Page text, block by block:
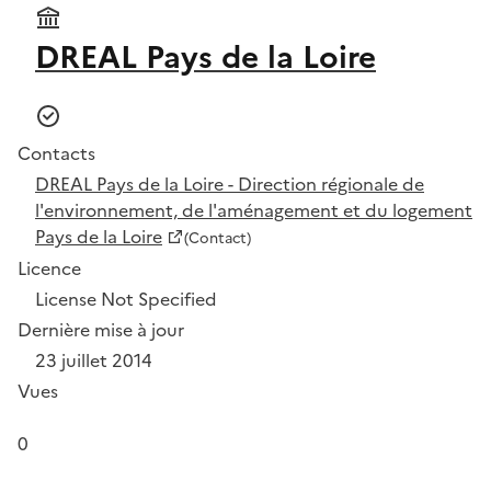
DREAL Pays de la Loire
Contacts
DREAL Pays de la Loire - Direction régionale de
l'environnement, de l'aménagement et du logement
Pays de la Loire
(Contact)
Licence
License Not Specified
Dernière mise à jour
23 juillet 2014
Vues
0